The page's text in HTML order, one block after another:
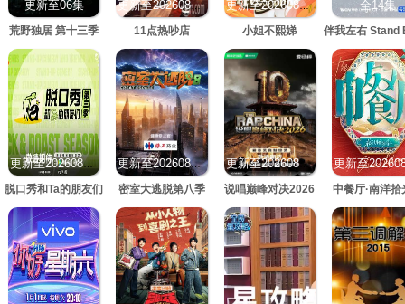
更新至06集
荒野独居 第十三季
更新至20260806期
11点热吵店
更新至20260806期
小姐不熙娣
全14集
伴我左右 Stand
更新至20260807期
脱口秀和Ta的朋友们
第三季
更新至20260807期
密室大逃脱第八季
更新至20260807期
说唱巅峰对决2026 中餐厅·南洋拾